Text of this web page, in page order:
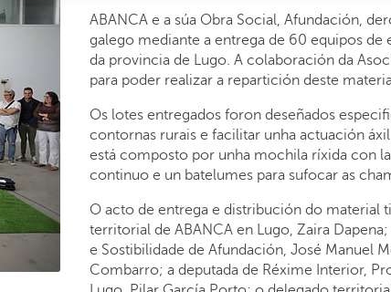
ABANCA e a súa Obra Social, Afundación,
galego mediante a entrega de 60 equipos
da provincia de Lugo. A colaboración da
para poder realizar a repartición deste
Os lotes entregados foron deseñados
contornas rurais e facilitar unha actuación
está composto por unha mochila ríxida con
continuo e un batelumes para sufocar as
O acto de entrega e distribución do material
territorial de ABANCA en Lugo, Zaira
e Sostibilidade de Afundación, José Manuel
Combarro; a deputada de Réxime Interior,